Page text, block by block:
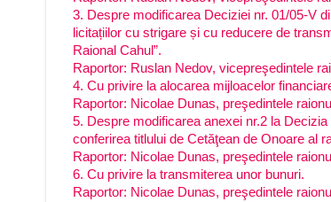
3. Despre modificarea Deciziei nr. 01/05-V
licitațiilor cu strigare și cu reducere de
Raional Cahul”.
Raportor: Ruslan Nedov, vicepreşedintele
4. Cu privire la alocarea mijloacelor
Raportor: Nicolae Dunas, preşedintele
5. Despre modificarea anexei nr.2 la
conferirea titlului de Cetăţean de Onoare al
Raportor: Nicolae Dunas, preşedintele
6. Cu privire la transmiterea unor bunuri.
Raportor: Nicolae Dunas, preşedintele